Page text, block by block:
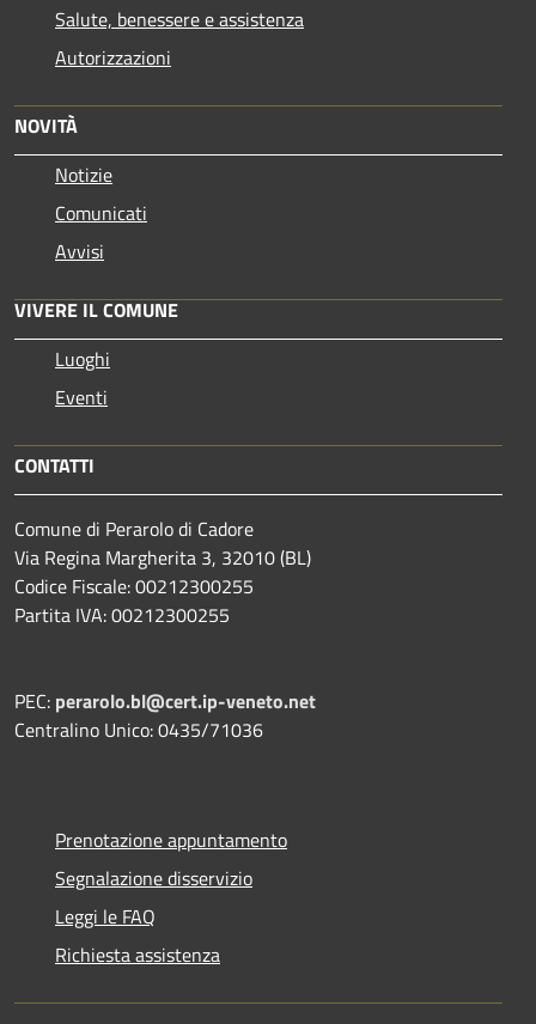
Salute, benessere e assistenza
Autorizzazioni
NOVITÀ
Notizie
Comunicati
Avvisi
VIVERE IL COMUNE
Luoghi
Eventi
CONTATTI
Comune di Perarolo di Cadore
Via Regina Margherita 3, 32010 (BL)
Codice Fiscale: 00212300255
Partita IVA: 00212300255
PEC: perarolo.bl@cert.ip-veneto.net
Centralino Unico: 0435/71036
Prenotazione appuntamento
Segnalazione disservizio
Leggi le FAQ
Richiesta assistenza